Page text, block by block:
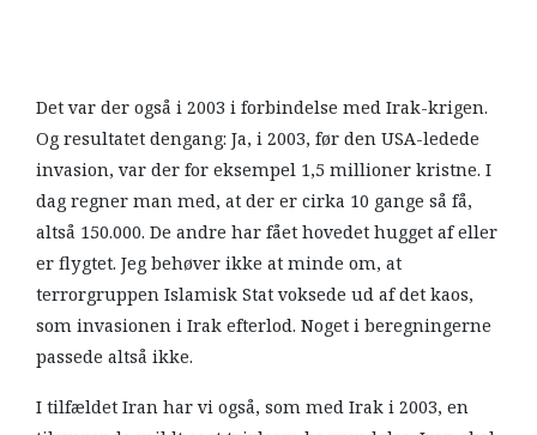
Det var der også i 2003 i forbindelse med Irak-krigen.
Og resultatet dengang: Ja, i 2003, før den USA-ledede
invasion, var der for eksempel 1,5 millioner kristne. I
dag regner man med, at der er cirka 10 gange så få,
altså 150.000. De andre har fået hovedet hugget af eller
er flygtet. Jeg behøver ikke at minde om, at
terrorgruppen Islamisk Stat voksede ud af det kaos,
som invasionen i Irak efterlod. Noget i beregningerne
passede altså ikke.
I tilfældet Iran har vi også, som med Irak i 2003, en